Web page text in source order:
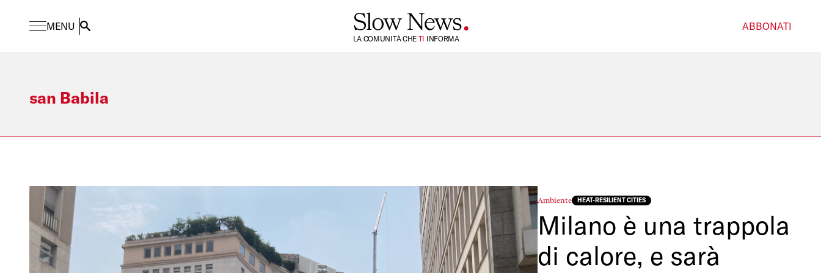
MENU Search
LA COMUNITÀ CHE
TI
SI INFORMA
ABBONATI
san Babila
Ambiente HEAT-RESILIENT CITIES
Milano è una trappola
di calore, e sarà